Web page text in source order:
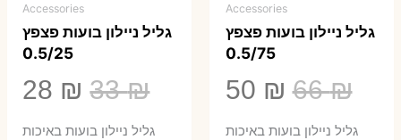
Accessories
גליל ניילון בועות פצפץ
0.5/75
66₪
המחיר
המקורי
50 ₪
הנוכחיגליל ניילון בועות באיכות
Accessories
גליל ניילון בועות פצפץ
0.5/25
33₪
המחיר
המקורי
28 ₪
גליל ניילון בועות באיכות